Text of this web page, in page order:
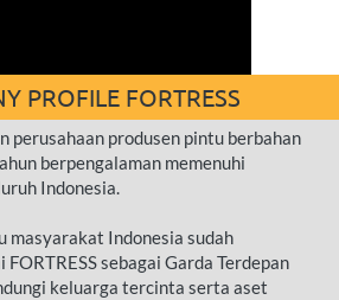
PROFILE FORTRESS
perusahaan produsen pintu berbahan
berpengalaman memenuhi
Indonesia.
masyarakat Indonesia sudah
sebagai Garda Terdepan
keluarga tercinta serta aset